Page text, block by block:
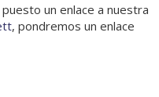
un enlace a nuestra
, pondremos un enlace